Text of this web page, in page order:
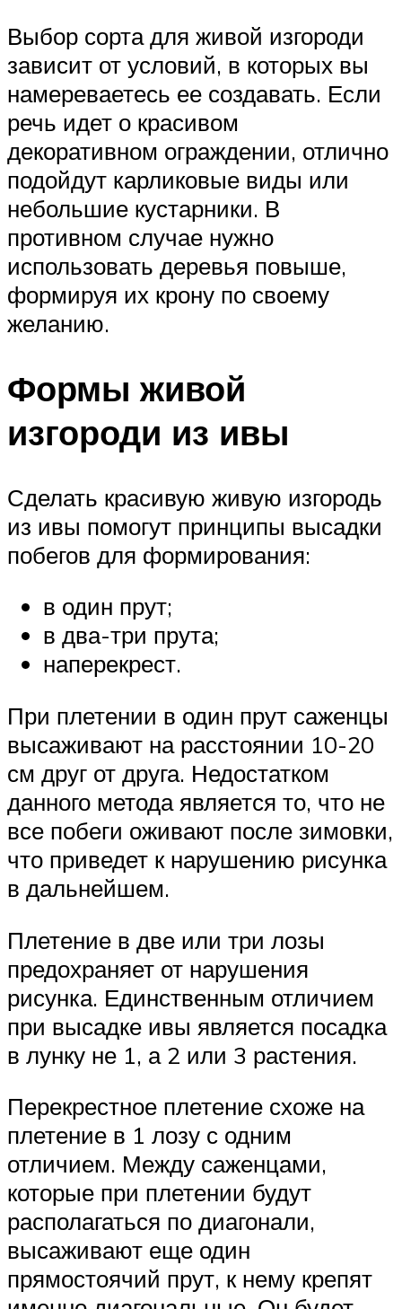
Выбор сорта для живой изгороди
зависит от условий, в которых вы
намереваетесь ее создавать. Если
речь идет о красивом
декоративном ограждении, отлично
подойдут карликовые виды или
небольшие кустарники. В
противном случае нужно
использовать деревья повыше,
формируя их крону по своему
желанию.
Формы живой
изгороди из ивы
Сделать красивую живую изгородь
из ивы помогут принципы высадки
побегов для формирования:
в один прут;
в два-три прута;
наперекрест.
При плетении в один прут саженцы
высаживают на расстоянии 10-20
см друг от друга. Недостатком
данного метода является то, что не
все побеги оживают после зимовки,
что приведет к нарушению рисунка
в дальнейшем.
Плетение в две или три лозы
предохраняет от нарушения
рисунка. Единственным отличием
при высадке ивы является посадка
в лунку не 1, а 2 или 3 растения.
Перекрестное плетение схоже на
плетение в 1 лозу с одним
отличием. Между саженцами,
которые при плетении будут
располагаться по диагонали,
высаживают еще один
прямостоячий прут, к нему крепят